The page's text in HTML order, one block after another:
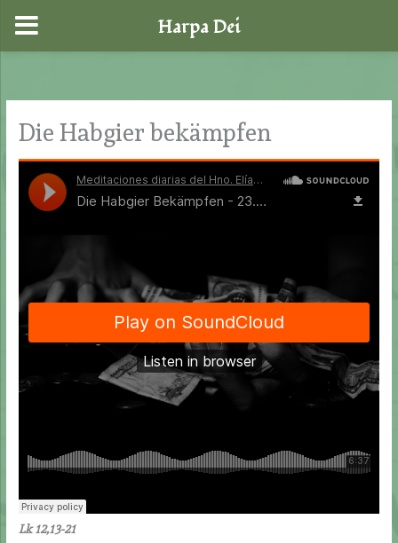
springen
Die Habgier bekämpfen
Lk 12,13-21
Harpa Dei